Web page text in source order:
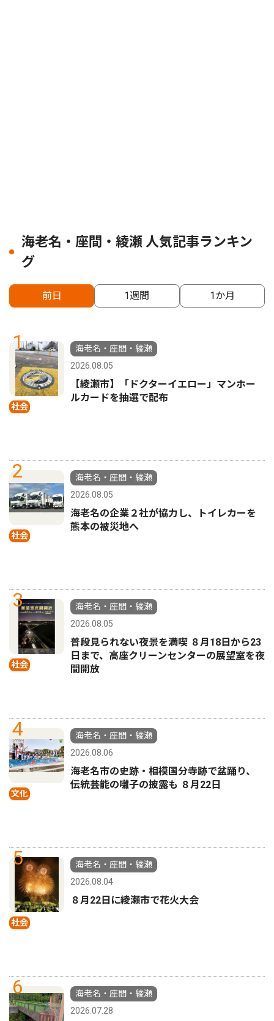
海老名・座間・綾瀬 人気記事ランキン
グ
前日 1週間 1か月
1
社会
海老名・座間・綾瀬
2026.08.05
【綾瀬市】「ドクターイエロー」マンホー
ルカードを抽選で配布
2
社会
海老名・座間・綾瀬
2026.08.05
海老名の企業２社が協力し、トイレカーを
熊本の被災地へ
3
社会
海老名・座間・綾瀬
2026.08.05
普段見られない夜景を満喫 ８月18日から23
日まで、高座クリーンセンターの展望室を夜
間開放
4
文化
海老名・座間・綾瀬
2026.08.06
海老名市の史跡・相模国分寺跡で盆踊り、
伝統芸能の囃子の披露も ８月22日
5
社会
海老名・座間・綾瀬
2026.08.04
８月22日に綾瀬市で花火大会
6
海老名・座間・綾瀬
2026.07.28